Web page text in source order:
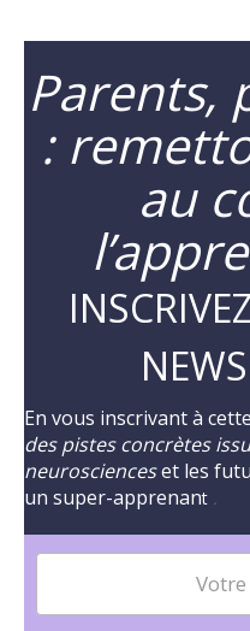
Parents,
:
au
En vous inscrivant à
des pistes concrètes
neuroscienceset les
un super-apprenant